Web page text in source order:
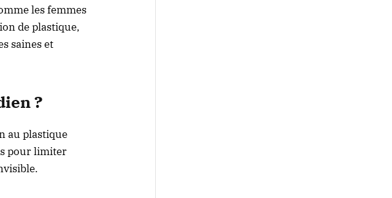
les femmes
de plastique,
saines et
?
au plastique
pour limiter